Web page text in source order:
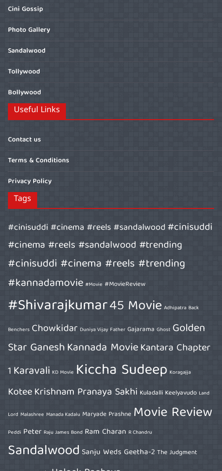
Cini Gossip
Photo Gallery
Sandalwood
Tollywood
Bollywood
Useful Links
Contact us
Terms & Conditions
Privacy Policy
Tags
#cinisuddi #cinema #reels #sandalwood#cinisuddi
#cinema #reels #sandalwood #trending
#cinisuddi #cinema #reels #trending
#kannadamovie #Movie #MovieReview
#Shivarajkumar45 Movie Adhipatra Back
Benchers Chowkidar Duniya Vijay Father Gajarama Ghost Golden
Star GaneshKannada MovieKantara Chapter
1 Karavali KD Movie Kiccha Sudeep Koragajja
KoteeKrishnam Pranaya Sakhi Kuladalli Keelyavudo Land
Lord Malashree Manada Kadalu Maryade Prashne Movie Review
Peddi Peter Raju James Bond Ram Charan R Chandru
Sandalwood Sanju Weds Geetha-2 The Judgment